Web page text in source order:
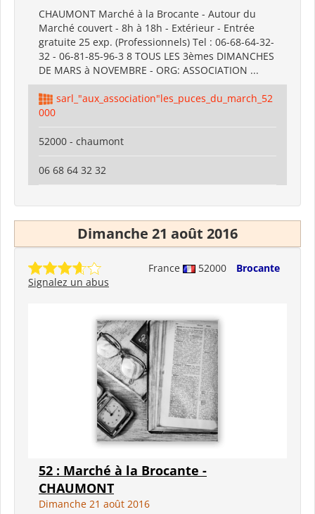
CHAUMONT Marché à la Brocante - Autour du
Marché couvert - 8h à 18h - Extérieur - Entrée
gratuite 25 exp. (Professionnels) Tel : 06-68-64-32-
32 - 06-81-85-96-3 8 TOUS LES 3èmes DIMANCHES
DE MARS à NOVEMBRE - ORG: ASSOCIATION ...
sarl_"aux_association"les_puces_du_march_52
000
52000 - chaumont
06 68 64 32 32
Dimanche 21 août 2016
France 52000
Brocante
Signalez un abus
52 : Marché à la Brocante -
CHAUMONT
Dimanche 21 août 2016